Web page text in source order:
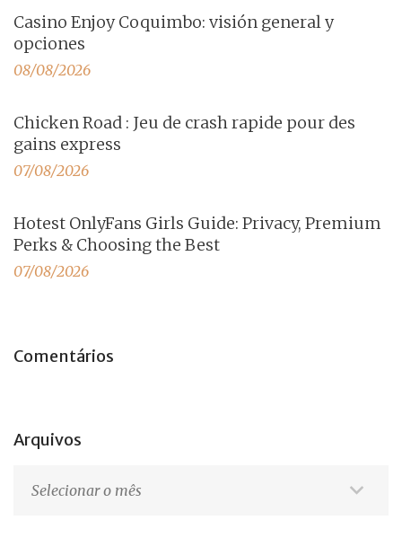
Casino Enjoy Coquimbo: visión general y
opciones
08/08/2026
Chicken Road : Jeu de crash rapide pour des
gains express
07/08/2026
Hotest OnlyFans Girls Guide: Privacy, Premium
Perks & Choosing the Best
07/08/2026
Comentários
Arquivos